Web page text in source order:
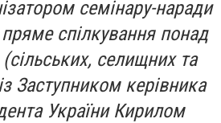
семінару-наради
спілкування понад
селищних та
Заступником керівника
України Кирилом